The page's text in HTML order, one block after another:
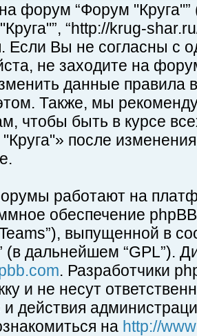
форум “Форум
“http://krug-
Если Вы не согласны с
не заходите на
данные правила
Также, мы
чтобы быть в курсе
после
работают на
обеспечение
выпущенной в
(в дальнейшем “GPL”).
. Разработчики
и не несут
действия
на http://